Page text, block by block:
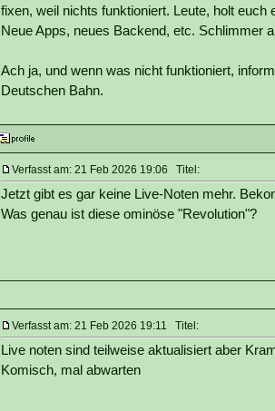
fixen, weil nichts funktioniert. Leute, holt
Neue Apps, neues Backend, etc. Schlimmer
Ach ja, und wenn was nicht funktioniert,
Deutschen Bahn.
Verfasst am: 21 Feb 2026 19:06 Titel:
Jetzt gibt es gar keine Live-Noten mehr.
Was genau ist diese ominöse "Revolution"?
Verfasst am: 21 Feb 2026 19:11 Titel:
Live noten sind teilweise aktualisiert aber
Komisch, mal abwarten